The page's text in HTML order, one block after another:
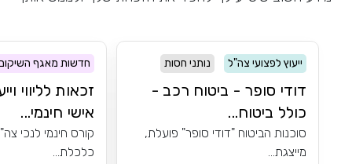
ייעוץ לפצועי צה"ל נותני חסות
דודי סופר - ביטוח רכב -
כולל ביטוח...
סוכנות הביטוח "דודי סופר" פועלת,
מייצגת...
חדשות מאגף
זכאות לליווי
אישי חינמי...
קורס חינמי לנכי
כלכלת...